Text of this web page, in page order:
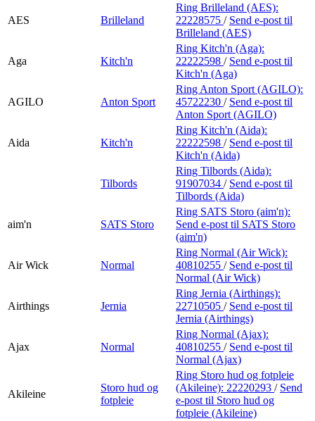
AES Brilleland
Ring Brilleland (AES):
22228575 / Send e-post til
Brilleland (AES)
Aga Kitch'n
Ring Kitch'n (Aga):
22222598 / Send e-post til
Kitch'n (Aga)
AGILO Anton Sport
Ring Anton Sport (AGILO):
45722230 / Send e-post til
Anton Sport (AGILO)
Aida Kitch'n
Ring Kitch'n (Aida):
22222598 / Send e-post til
Kitch'n (Aida)
Tilbords
Ring Tilbords (Aida):
91907034 / Send e-post til
Tilbords (Aida)
aim'n SATS Storo
Ring SATS Storo (aim'n):
Send e-post til SATS Storo
(aim'n)
Air Wick Normal
Ring Normal (Air Wick):
40810255 / Send e-post til
Normal (Air Wick)
Airthings Jernia
Ring Jernia (Airthings):
22710505 / Send e-post til
Jernia (Airthings)
Ajax Normal
Ring Normal (Ajax):
40810255 / Send e-post til
Normal (Ajax)
Akileine
Storo hud og
fotpleie
Ring Storo hud og fotpleie
(Akileine): 22220293 / Send
e-post til Storo hud og
fotpleie (Akileine)